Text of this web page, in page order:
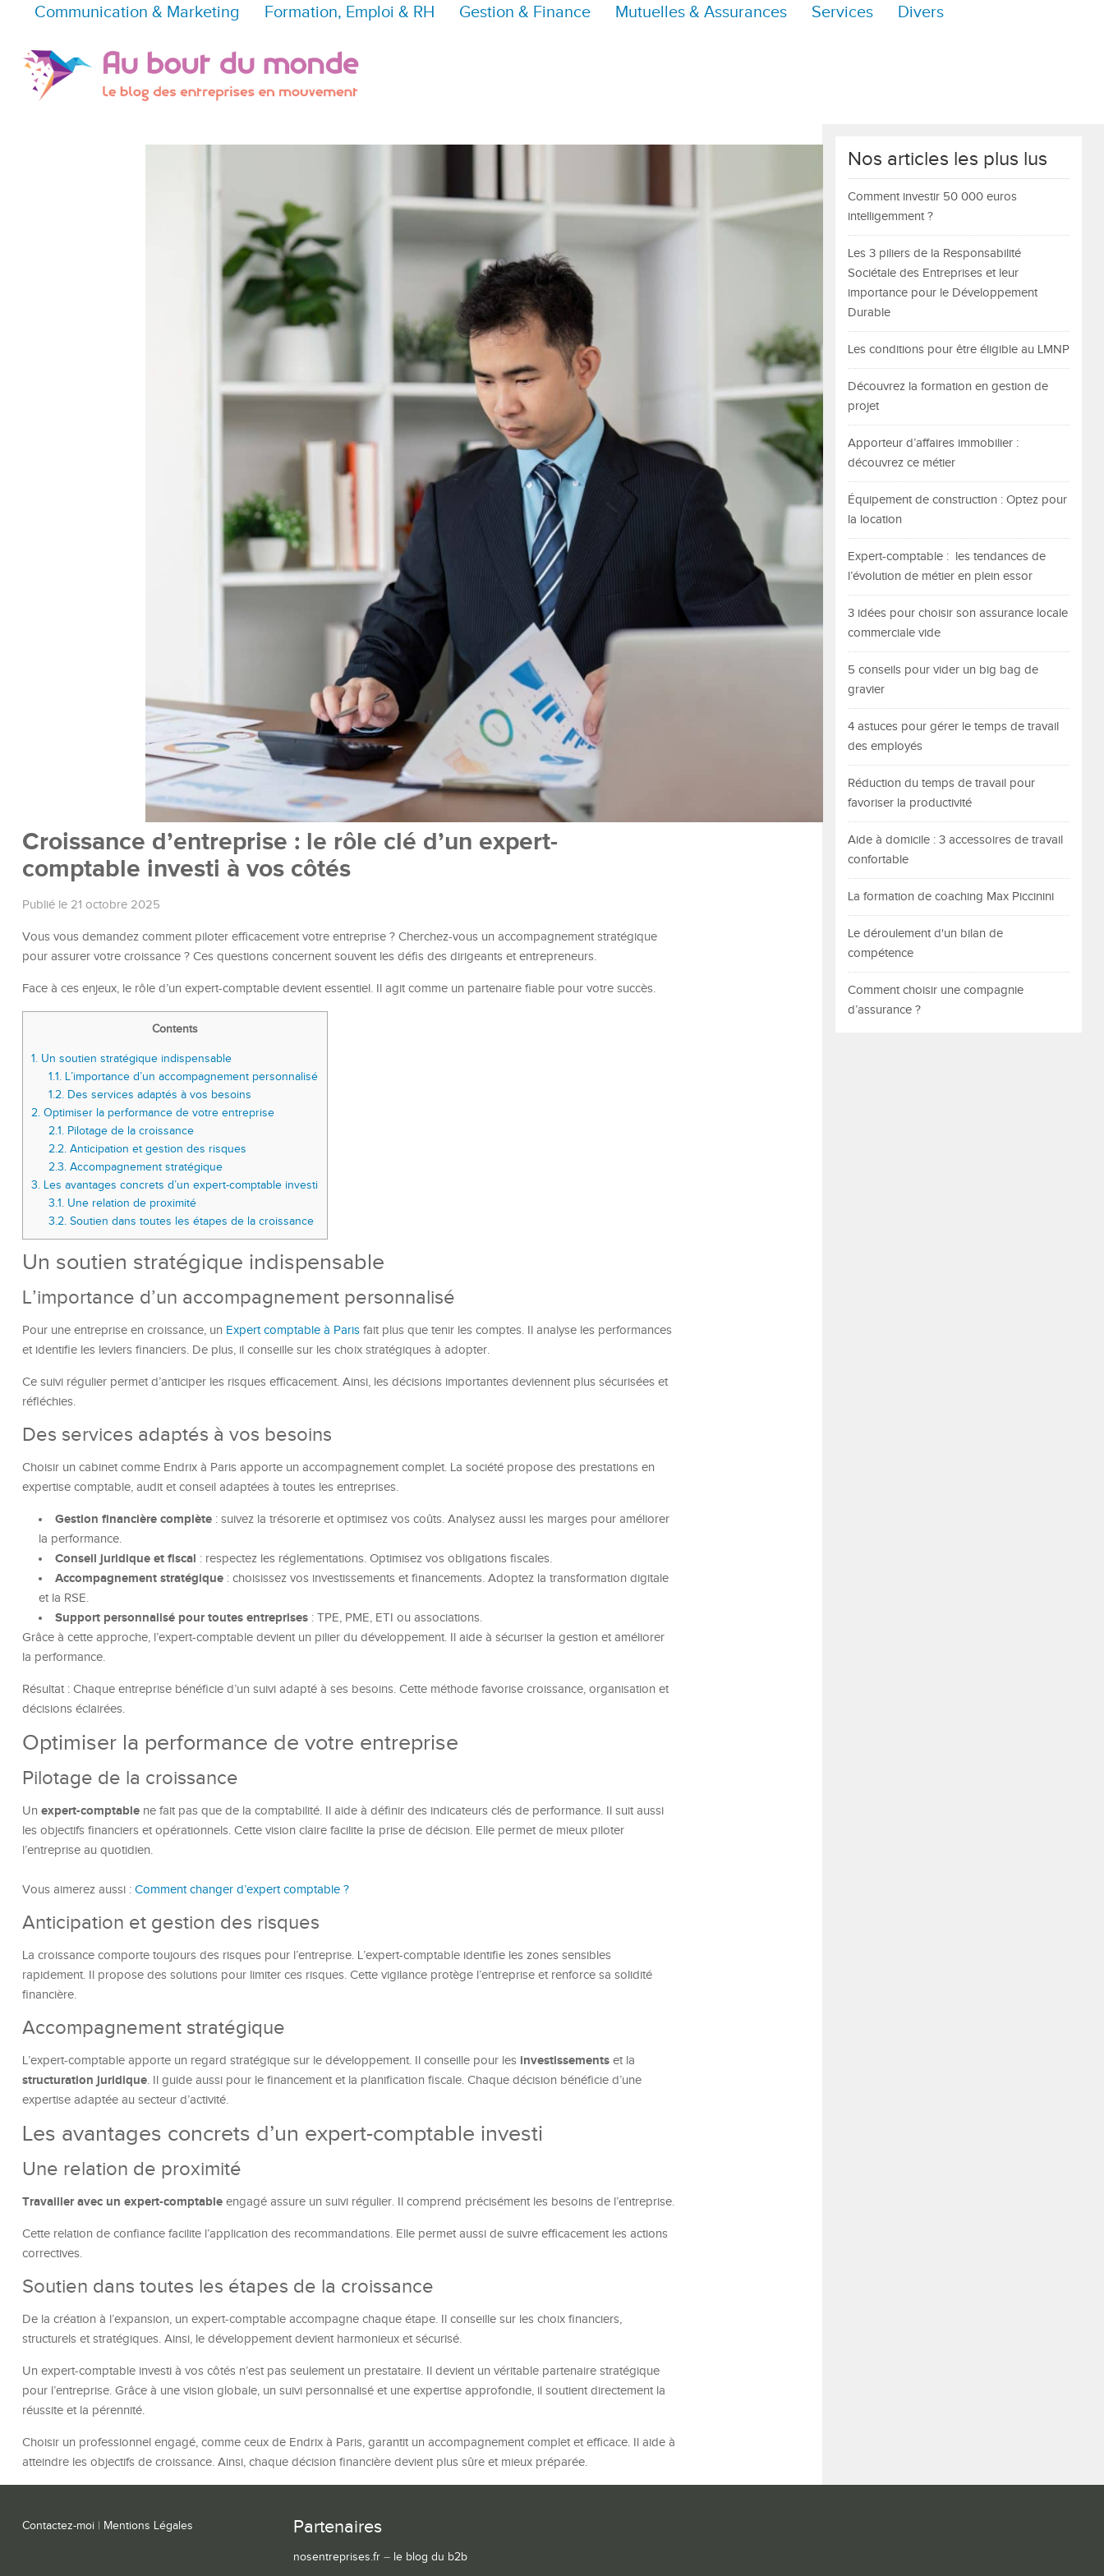
Communication & Marketing Formation, Emploi & RH Gestion & Finance Mutuelles & Assurances Services Divers
Croissance d’entreprise : le rôle clé d’un expert-
comptable investi à vos côtés
Publié le 21 octobre 2025
Vous vous demandez comment piloter efficacement votre entreprise ? Cherchez-vous un accompagnement stratégique
pour assurer votre croissance ? Ces questions concernent souvent les défis des dirigeants et entrepreneurs.
Face à ces enjeux, le rôle d’un expert-comptable devient essentiel. Il agit comme un partenaire fiable pour votre succès.
Contents
1. Un soutien stratégique indispensable
1.1. L’importance d’un accompagnement personnalisé
1.2. Des services adaptés à vos besoins
2. Optimiser la performance de votre entreprise
2.1. Pilotage de la croissance
2.2. Anticipation et gestion des risques
2.3. Accompagnement stratégique
3. Les avantages concrets d’un expert-comptable investi
3.1. Une relation de proximité
3.2. Soutien dans toutes les étapes de la croissance
Un soutien stratégique indispensable
L’importance d’un accompagnement personnalisé
Pour une entreprise en croissance, un Expert comptable à Paris fait plus que tenir les comptes. Il analyse les performances
et identifie les leviers financiers. De plus, il conseille sur les choix stratégiques à adopter.
Ce suivi régulier permet d’anticiper les risques efficacement. Ainsi, les décisions importantes deviennent plus sécurisées et
réfléchies.
Des services adaptés à vos besoins
Choisir un cabinet comme Endrix à Paris apporte un accompagnement complet. La société propose des prestations en
expertise comptable, audit et conseil adaptées à toutes les entreprises.
Gestion financière complète : suivez la trésorerie et optimisez vos coûts. Analysez aussi les marges pour améliorer
la performance.
Conseil juridique et fiscal : respectez les réglementations. Optimisez vos obligations fiscales.
Accompagnement stratégique : choisissez vos investissements et financements. Adoptez la transformation digitale
et la RSE.
Support personnalisé pour toutes entreprises : TPE, PME, ETI ou associations.
Grâce à cette approche, l’expert-comptable devient un pilier du développement. Il aide à sécuriser la gestion et améliorer
la performance.
Résultat : Chaque entreprise bénéficie d’un suivi adapté à ses besoins. Cette méthode favorise croissance, organisation et
décisions éclairées.
Optimiser la performance de votre entreprise
Pilotage de la croissance
Un expert-comptable ne fait pas que de la comptabilité. Il aide à définir des indicateurs clés de performance. Il suit aussi
les objectifs financiers et opérationnels. Cette vision claire facilite la prise de décision. Elle permet de mieux piloter
l’entreprise au quotidien.
Vous aimerez aussi : Comment changer d’expert comptable ?
Anticipation et gestion des risques
La croissance comporte toujours des risques pour l’entreprise. L’expert-comptable identifie les zones sensibles
rapidement. Il propose des solutions pour limiter ces risques. Cette vigilance protège l’entreprise et renforce sa solidité
financière.
Accompagnement stratégique
L’expert-comptable apporte un regard stratégique sur le développement. Il conseille pour les investissements et la
structuration juridique. Il guide aussi pour le financement et la planification fiscale. Chaque décision bénéficie d’une
expertise adaptée au secteur d’activité.
Les avantages concrets d’un expert-comptable investi
Une relation de proximité
Travailler avec un expert-comptable engagé assure un suivi régulier. Il comprend précisément les besoins de l’entreprise.
Cette relation de confiance facilite l’application des recommandations. Elle permet aussi de suivre efficacement les actions
correctives.
Soutien dans toutes les étapes de la croissance
De la création à l’expansion, un expert-comptable accompagne chaque étape. Il conseille sur les choix financiers,
structurels et stratégiques. Ainsi, le développement devient harmonieux et sécurisé.
Un expert-comptable investi à vos côtés n’est pas seulement un prestataire. Il devient un véritable partenaire stratégique
pour l’entreprise. Grâce à une vision globale, un suivi personnalisé et une expertise approfondie, il soutient directement la
réussite et la pérennité.
Choisir un professionnel engagé, comme ceux de Endrix à Paris, garantit un accompagnement complet et efficace. Il aide à
atteindre les objectifs de croissance. Ainsi, chaque décision financière devient plus sûre et mieux préparée.
Nos articles les plus lus
Comment investir 50 000 euros
intelligemment ?
Les 3 piliers de la Responsabilité
Sociétale des Entreprises et leur
importance pour le Développement
Durable
Les conditions pour être éligible au LMNP
Découvrez la formation en gestion de
projet
Apporteur d’affaires immobilier :
découvrez ce métier
Équipement de construction : Optez pour
la location
Expert-comptable : les tendances de
l’évolution de métier en plein essor
3 idées pour choisir son assurance locale
commerciale vide
5 conseils pour vider un big bag de
gravier
4 astuces pour gérer le temps de travail
des employés
Réduction du temps de travail pour
favoriser la productivité
Aide à domicile : 3 accessoires de travail
confortable
La formation de coaching Max Piccinini
Le déroulement d'un bilan de
compétence
Comment choisir une compagnie
d’assurance ?
Contactez-moi | Mentions Légales Partenaires
nosentreprises.fr – le blog du b2b